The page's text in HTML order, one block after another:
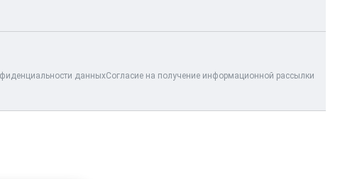
данныхСогласие на получение информационной рассылки